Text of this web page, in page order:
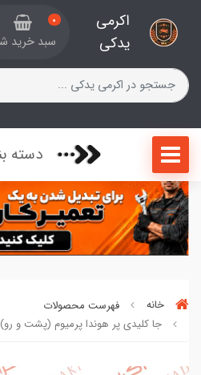
اکرمی
یدکی
0
سبد خرید
دسته
خانه
فهرست محصولات
جا کلیدی پر هوندا پرمیوم (پشت و رو)